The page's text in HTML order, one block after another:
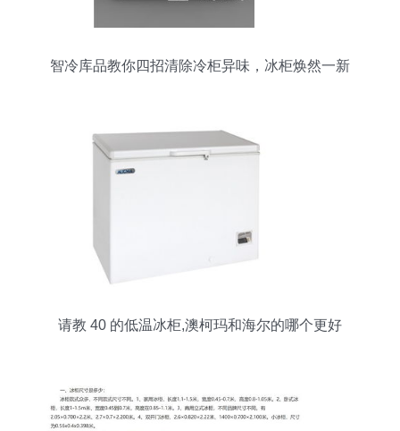
智冷库品教你四招清除冷柜异味，冰柜焕然一新
请教 40 的低温冰柜,澳柯玛和海尔的哪个更好